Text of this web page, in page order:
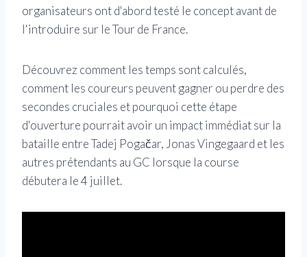
organisateurs ont d'abord testé le concept avant de
l'introduire sur le Tour de France.
Découvrez comment les temps sont calculés,
comment les coureurs peuvent gagner ou perdre des
secondes cruciales et pourquoi cette étape
d'ouverture pourrait avoir un impact immédiat sur la
bataille entre Tadej Pogačar, Jonas Vingegaard et les
autres prétendants au GC lorsque la course
débutera le 4 juillet.